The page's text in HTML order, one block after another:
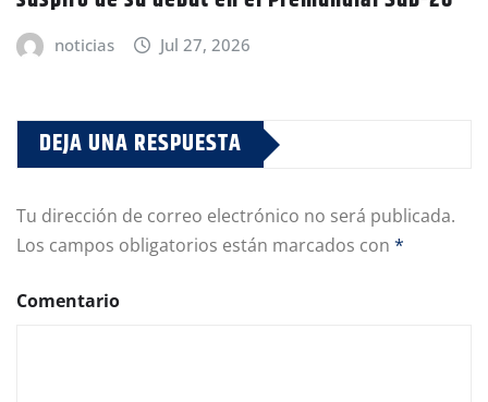
noticias Jul 27, 2026
DEJA UNA RESPUESTA
Tu dirección de correo electrónico no será publicada.
Los campos obligatorios están marcados con *
Comentario